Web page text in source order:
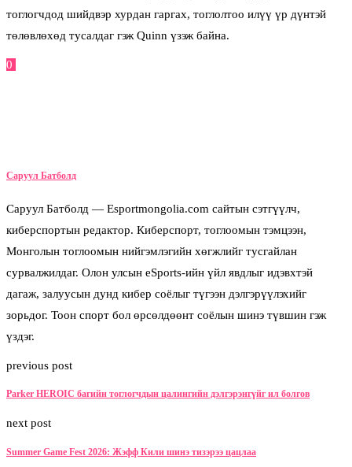
тоглогчдод шийдвэр хурдан гаргах, тоглолтоо илүү үр дүнтэй
төлөвлөхөд тусалдаг гэж Quinn үзэж байна.
0
Саруул Батболд
Саруул Батболд — Esportmongolia.com сайтын сэтгүүлч,
киберспортын редактор. Киберспорт, тоглоомын тэмцээн,
Монголын тоглоомын нийгэмлэгийн хөгжлийг тусгайлан
сурвалжилдаг. Олон улсын eSports-ийн үйл явдлыг идэвхтэй
дагаж, залуусын дунд кибер соёлыг түгээн дэлгэрүүлэхийг
зорьдог. Тоон спорт бол өрсөлдөөнт соёлын шинэ түвшин гэж
үздэг.
previous post
Parker HEROIC багийн тоглогчдын цалингийн дэлгэрэнгүйг ил болгов
next post
Summer Game Fest 2026: Жэфф Кили шинэ тизэрээ цацлаа